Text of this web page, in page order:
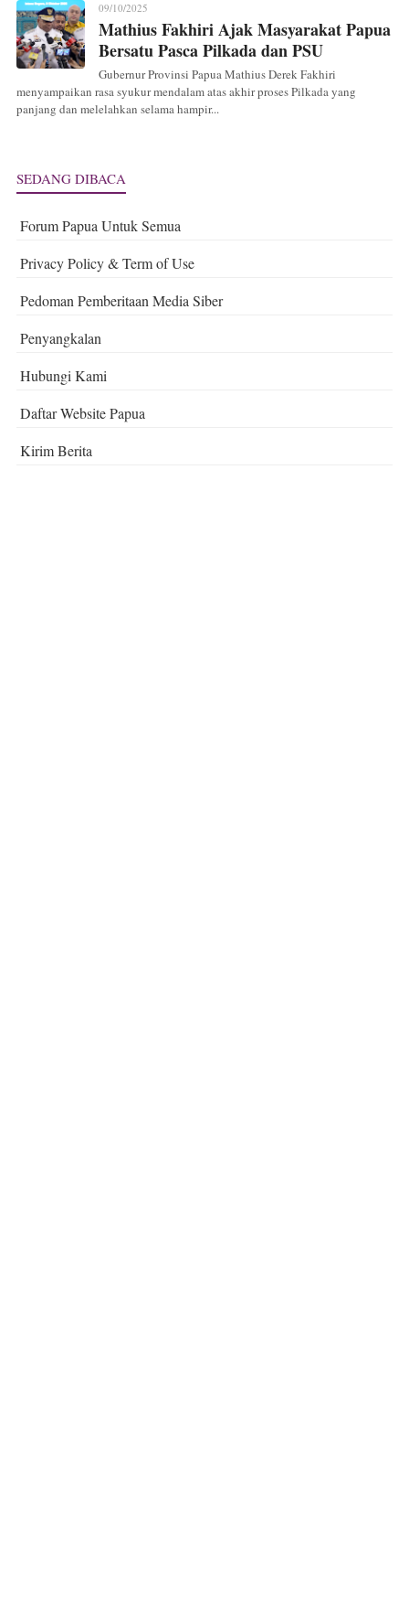
09/10/2025
Mathius Fakhiri Ajak Masyarakat Papua
Bersatu Pasca Pilkada dan PSU
Gubernur Provinsi Papua Mathius Derek Fakhiri
menyampaikan rasa syukur mendalam atas akhir proses Pilkada yang
panjang dan melelahkan selama hampir...
SEDANG DIBACA
Forum Papua Untuk Semua
Privacy Policy & Term of Use
Pedoman Pemberitaan Media Siber
Penyangkalan
Hubungi Kami
Daftar Website Papua
Kirim Berita